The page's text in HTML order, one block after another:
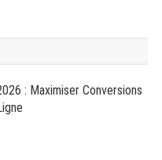
: Maximiser Conversions